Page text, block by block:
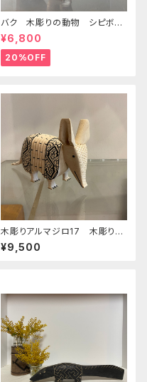
バク 木彫りの動物 シピボ族
の工芸 アマゾンの動物
¥6,800
20%OFF
木彫りアルマジロ17 木彫りの
動物 シピボ族の木彫り
¥9,500